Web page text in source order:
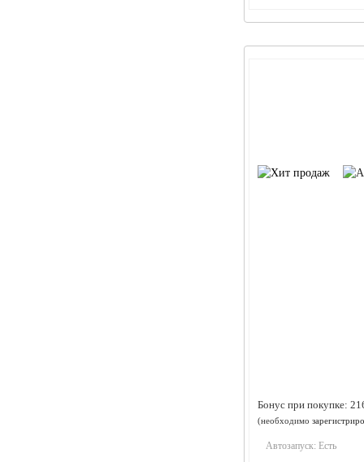
Бонус при покупке:
(необходимо
Автозапуск: Есть